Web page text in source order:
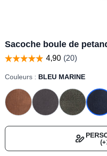
Sacoche boule de
Couleurs : BLEU MARINE